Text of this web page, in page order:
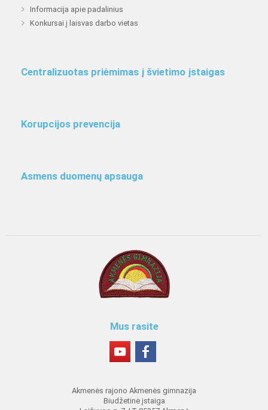
Informacija apie padalinius
Konkursai į laisvas darbo vietas
Centralizuotas priėmimas į švietimo įstaigas
Korupcijos prevencija
Asmens duomenų apsauga
Mus rasite
Akmenės rajono Akmenės gimnazija
Biudžetinė įstaiga